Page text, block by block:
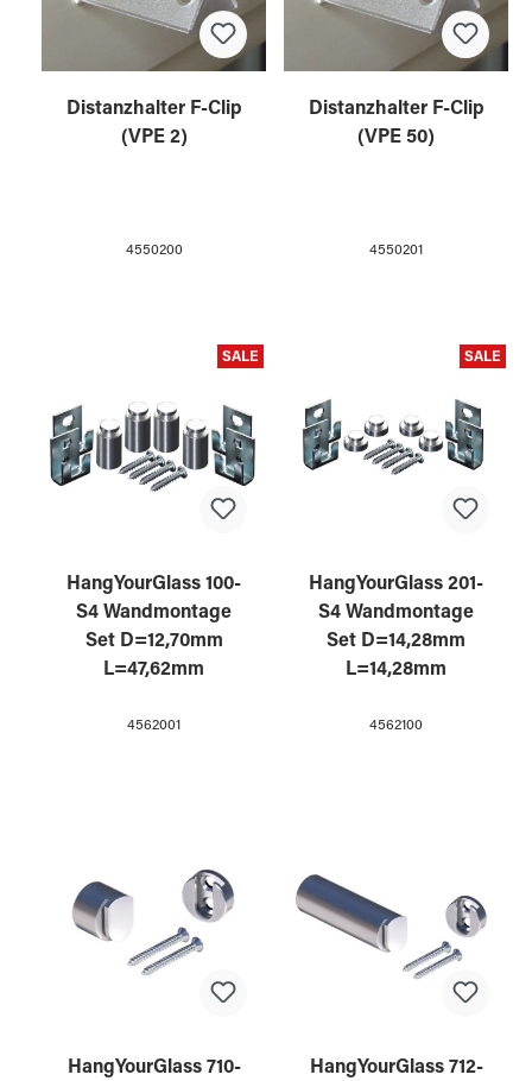
Distanzhalter F-Clip
(VPE 2)
4550200
Distanzhalter F-Clip
(VPE 50)
4550201
SALE
HangYourGlass 100-
S4 Wandmontage
Set D=12,70mm
L=47,62mm
4562001
SALE
HangYourGlass 201-
S4 Wandmontage
Set D=14,28mm
L=14,28mm
4562100
HangYourGlass 710-
HangYourGlass 712-